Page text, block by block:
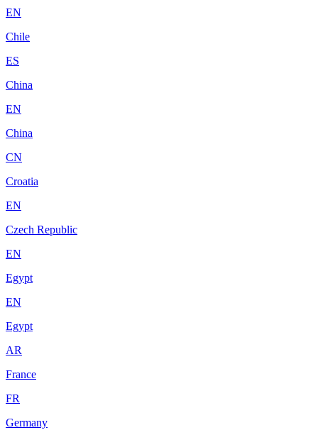
EN
Chile
ES
China
EN
China
CN
Croatia
EN
Czech Republic
EN
Egypt
EN
Egypt
AR
France
FR
Germany